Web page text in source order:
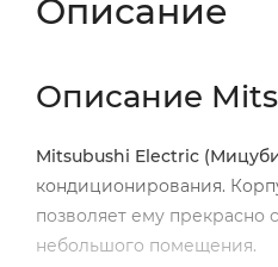
Описание
Описание
Mitsubushi Electric
кондиционирования.
позволяет ему прекрасно
небольшого помещения.